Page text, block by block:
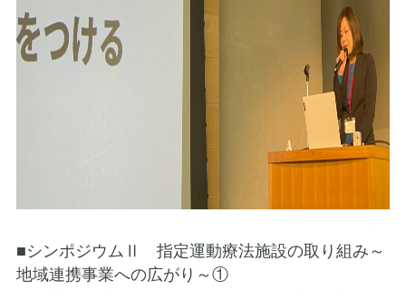
■シンポジウムⅡ 指定運動療法施設の取り組み～
地域連携事業への広がり～①